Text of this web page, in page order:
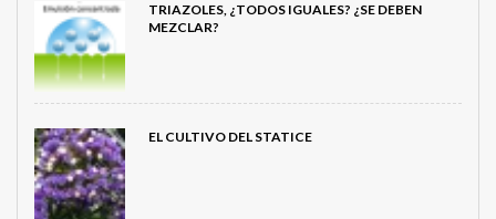
TRIAZOLES, ¿TODOS IGUALES? ¿SE DEBEN
MEZCLAR?
EL CULTIVO DEL STATICE